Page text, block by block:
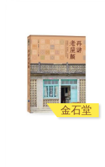
金石堂